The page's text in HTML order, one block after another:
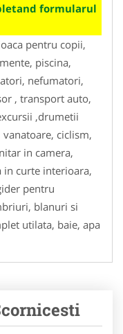
formularul
pentru copii,
piscina,
nefumatori,
, transport auto,
,drumetii
ciclism,
in camera,
in curte interioara,
pentru
blanuri si
utilata, baie, apa